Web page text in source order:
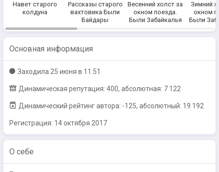
Навет старого
колдуна
Рассказы старого
вахтовика Были
Байдары
Весенний холст за
окном поезда.
Были Забайкалья
Зимний
окном
Были
Основная информация
Заходилa 25 июня в 11:51
Динамическая репутация: 400, абсолютная: 7 122
Динамический рейтинг автора: -125, абсолютный: 19 192
Регистрация: 14 октября 2017
О себе